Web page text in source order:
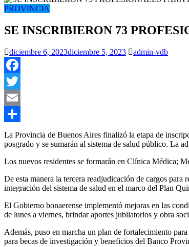
PROVINCIA
SE INSCRIBIERON 73
diciembre 6, 2023diciembre 5, 2023 admin-vdb
Facebook
Twitter
Email
Compartir
La Provincia de Buenos Aires finalizó la etapa de
posgrado y se sumarán al sistema de salud público. La
Los nuevos residentes se formarán en Clínica Médica;
De esta manera la tercera readjudicación de cargos
integración del sistema de salud en el marco del Plan
El Gobierno bonaerense implementó mejoras en las
de lunes a viernes, brindar aportes jubilatorios y obra
Además, puso en marcha un plan de fortalecimiento
para becas de investigación y beneficios del Banco